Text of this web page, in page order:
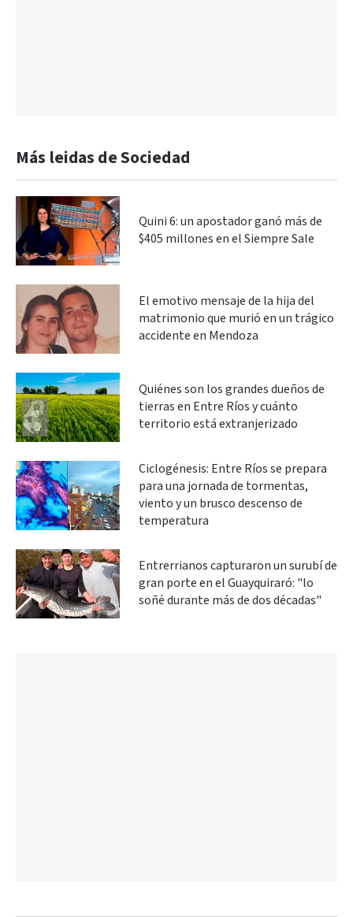
Más leidas de Sociedad
Quini 6: un apostador ganó más de
$405 millones en el Siempre Sale
El emotivo mensaje de la hija del
matrimonio que murió en un trágico
accidente en Mendoza
Quiénes son los grandes dueños de
tierras en Entre Ríos y cuánto
territorio está extranjerizado
Ciclogénesis: Entre Ríos se prepara
para una jornada de tormentas,
viento y un brusco descenso de
temperatura
Entrerrianos capturaron un surubí de
gran porte en el Guayquiraró: "lo
soñé durante más de dos décadas"